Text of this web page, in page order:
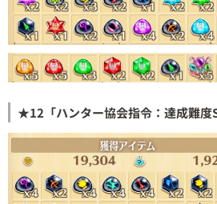
★12「ハンター協会指令：達成難度S